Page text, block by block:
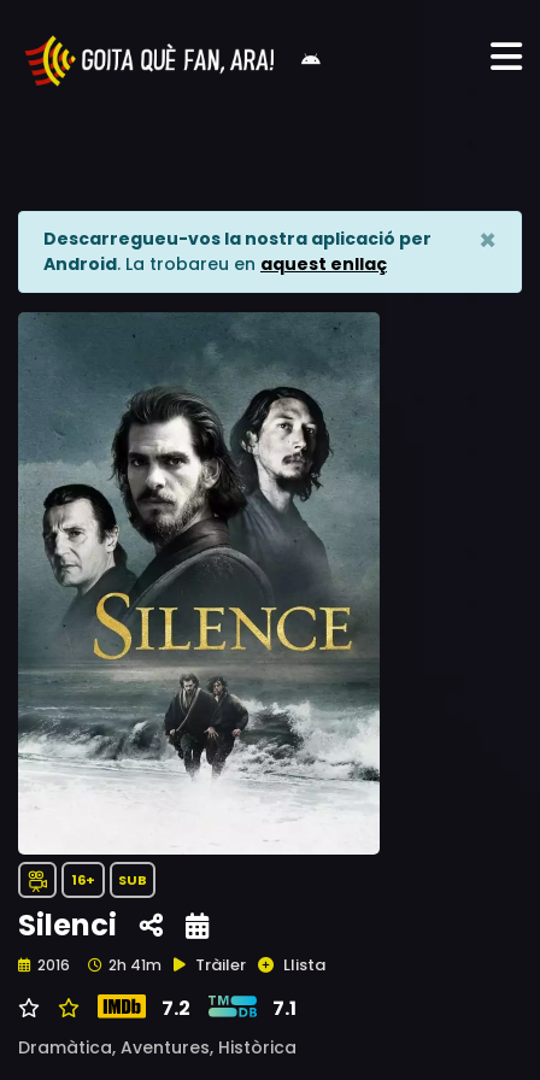
Descarregueu-vos la nostra aplicació per
Android. La trobareu en aquest enllaç
×
16+ SUB
Silenci
2016 2h 41m Tràiler Llista
7.2 7.1
Dramàtica, Aventures, Històrica